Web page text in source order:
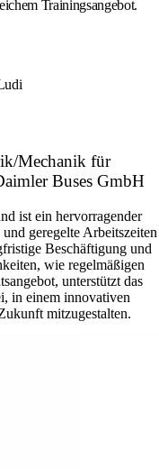
Trainingsangebot.
Mechanik für
Buses GmbH
ist ein hervorragender
geregelte Arbeitszeiten
Beschäftigung und
wie regelmäßigen
unterstützt das
in einem innovativen
mitzugestalten.